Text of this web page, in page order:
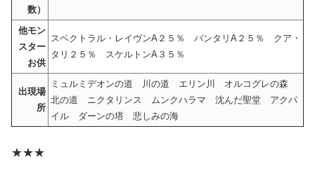
数）
他モン
スター
お供
スペクトラル・レイヴンA２５％ バンタリA２５％ クア・
タリ２５％ スケルトンA３５％
出現場
所
ミュルミデオンの道 川の道 エリン川 オルコグレの森
北の道 ニクタリンス ムンクハラマ 沈んだ聖堂 アクパ
イル ダーンの塔 悲しみの海
★★★